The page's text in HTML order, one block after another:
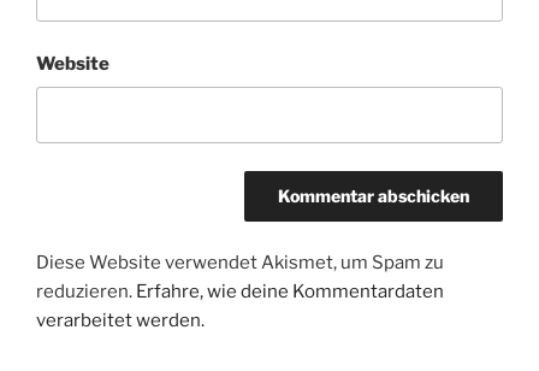
Website
Diese Website verwendet Akismet, um Spam zu
reduzieren. Erfahre, wie deine Kommentardaten
verarbeitet werden.